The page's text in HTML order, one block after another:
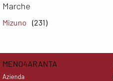
Marche
Mizuno (231)
MENO4ARANTA
Azienda